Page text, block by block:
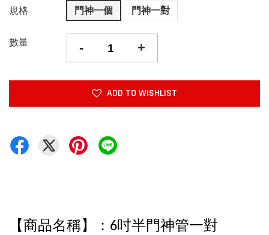
規格 門神一個 門神一對
數量 - +
ADD TO WISHLIST
【商品名稱】：6吋半門神管一對